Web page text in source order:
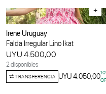
+
Irene Uruguay
Falda Irregular Lino Ikat
UYU 4.500,00
2 disponibles
TRANSFERENCIA UYU 4.050,0010